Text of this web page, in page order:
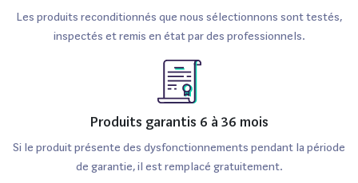
Les produits reconditionnés que nous sélectionnons sont testés,
inspectés et remis en état par des professionnels.
Produits garantis 6 à 36 mois
Si le produit présente des dysfonctionnements pendant la période
de garantie, il est remplacé gratuitement.